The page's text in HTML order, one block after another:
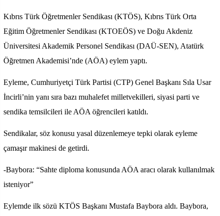
Kıbrıs Türk Öğretmenler Sendikası (KTÖS), Kıbrıs Türk Orta
Eğitim Öğretmenler Sendikası (KTOEÖS) ve Doğu Akdeniz
Üniversitesi Akademik Personel Sendikası (DAÜ-SEN), Atatürk
Öğretmen Akademisi’nde (AÖA) eylem yaptı.
Eyleme, Cumhuriyetçi Türk Partisi (CTP) Genel Başkanı Sıla Usar
İncirli’nin yanı sıra bazı muhalefet milletvekilleri, siyasi parti ve
sendika temsilcileri ile AÖA öğrencileri katıldı.
Sendikalar, söz konusu yasal düzenlemeye tepki olarak eyleme
çamaşır makinesi de getirdi.
-Baybora: “Sahte diploma konusunda AÖA aracı olarak kullanılmak
isteniyor”
Eylemde ilk sözü KTÖS Başkanı Mustafa Baybora aldı. Baybora,